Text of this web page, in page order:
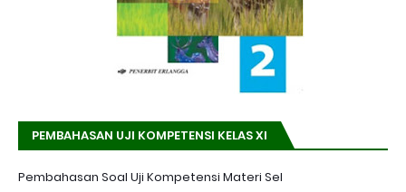
PEMBAHASAN UJI KOMPETENSI KELAS XI
Pembahasan Soal Uji Kompetensi Materi Sel